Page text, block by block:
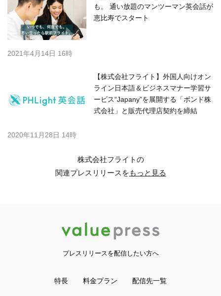
も。 通い放題のマンツーマン英会話が
恵比寿でスタート
2021年4月14日 16時
【株式会社フライト】外国人向けオン
ライン日本語＆ビジネスマナー学習サ
ービス“Japany”を展開する「ボンド株
式会社」と販売代理店契約を締結
2020年11月28日 14時
株式会社フライトの
関連プレスリリースをもっと見る
プレスリリースを配信したい方へ
特長 料金プラン 配信先一覧